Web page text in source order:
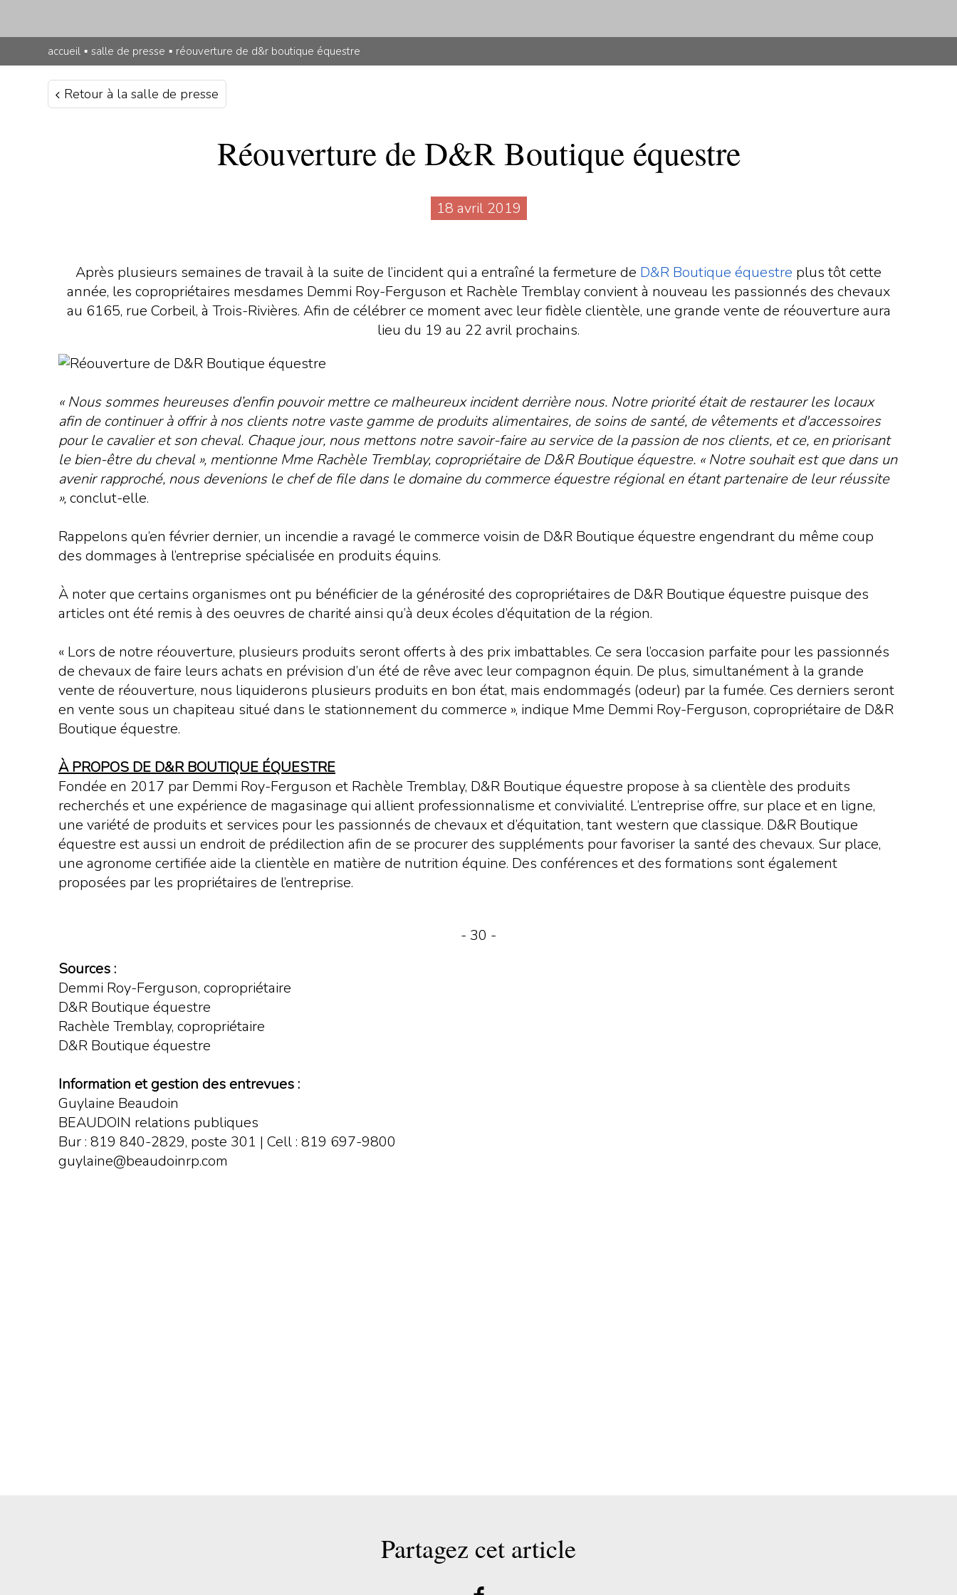
accueil ▪ salle de presse ▪ réouverture de d&r boutique équestre
Retour à la salle de presse
Réouverture de D&R Boutique équestre
18 avril 2019
Après plusieurs semaines de travail à la suite de l’incident qui a entraîné la fermeture de D&R Boutique équestre plus tôt cette
année, les copropriétaires mesdames Demmi Roy-Ferguson et Rachèle Tremblay convient à nouveau les passionnés des chevaux
au 6165, rue Corbeil, à Trois-Rivières. Afin de célébrer ce moment avec leur fidèle clientèle, une grande vente de réouverture aura
lieu du 19 au 22 avril prochains.
« Nous sommes heureuses d’enfin pouvoir mettre ce malheureux incident derrière nous. Notre priorité était de restaurer les locaux
afin de continuer à offrir à nos clients notre vaste gamme de produits alimentaires, de soins de santé, de vêtements et d'accessoires
pour le cavalier et son cheval. Chaque jour, nous mettons notre savoir-faire au service de la passion de nos clients, et ce, en priorisant
le bien-être du cheval », mentionne Mme Rachèle Tremblay, copropriétaire de D&R Boutique équestre. « Notre souhait est que dans un
avenir rapproché, nous devenions le chef de file dans le domaine du commerce équestre régional en étant partenaire de leur réussite
»,conclut-elle.
Rappelons qu’en février dernier, un incendie a ravagé le commerce voisin de D&R Boutique équestre engendrant du même coup
des dommages à l’entreprise spécialisée en produits équins.
À noter que certains organismes ont pu bénéficier de la générosité des copropriétaires de D&R Boutique équestre puisque des
articles ont été remis à des oeuvres de charité ainsi qu’à deux écoles d’équitation de la région.
« Lors de notre réouverture, plusieurs produits seront offerts à des prix imbattables. Ce sera l’occasion parfaite pour les passionnés
de chevaux de faire leurs achats en prévision d’un été de rêve avec leur compagnon équin. De plus, simultanément à la grande
vente de réouverture, nous liquiderons plusieurs produits en bon état, mais endommagés (odeur) par la fumée. Ces derniers seront
en vente sous un chapiteau situé dans le stationnement du commerce », indique Mme Demmi Roy-Ferguson, copropriétaire de D&R
Boutique équestre.
À PROPOS DE D&R BOUTIQUE ÉQUESTRE
Fondée en 2017 par Demmi Roy-Ferguson et Rachèle Tremblay, D&R Boutique équestre propose à sa clientèle des produits
recherchés et une expérience de magasinage qui allient professionnalisme et convivialité. L’entreprise offre, sur place et en ligne,
une variété de produits et services pour les passionnés de chevaux et d’équitation, tant western que classique. D&R Boutique
équestre est aussi un endroit de prédilection afin de se procurer des suppléments pour favoriser la santé des chevaux. Sur place,
une agronome certifiée aide la clientèle en matière de nutrition équine. Des conférences et des formations sont également
proposées par les propriétaires de l’entreprise.
- 30 -
Sources :
Demmi Roy-Ferguson, copropriétaire
D&R Boutique équestre
Rachèle Tremblay, copropriétaire
D&R Boutique équestre
Information et gestion des entrevues :
Guylaine Beaudoin
BEAUDOIN relations publiques
Bur : 819 840-2829, poste 301 | Cell : 819 697-9800
guylaine@beaudoinrp.com
Partagez cet article